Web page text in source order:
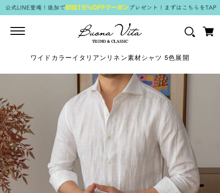
Toggle
ワイドカラーイタリアンリネン素材シャツ 5色展開